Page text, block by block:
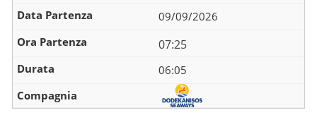
09/09/2026
07:25
06:05